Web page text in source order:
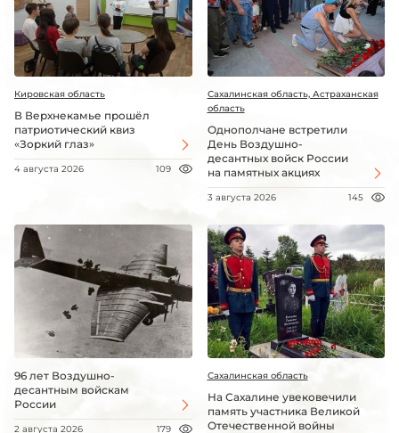
Кировская область
В Верхнекамье прошёл
патриотический квиз
«Зоркий глаз»
4 августа 2026 109
Сахалинская область, Астраханская
область
Однополчане встретили
День Воздушно-
десантных войск России
на памятных акциях
3 августа 2026 145
96 лет Воздушно-
десантным войскам
России
2 августа 2026 179
Сахалинская область
На Сахалине увековечили
память участника Великой
Отечественной войны